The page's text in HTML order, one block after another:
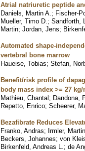
Atrial natriuretic peptide
Daniels, Martin A. ; Fischer-
Mueller, Timo D. ; Sandforth,
Martin; Jordan, Jens;
Automated shape-
vertebral bone marrow
Haueise, Tobias; Stefan,
Benefit/risk profile of
body mass index >= 27 kg/
Mathieu, Chantal; Dandona,
Repetto, Enrico; Scheerer,
Bezafibrate Reduces
Franko, Andras; Irmler, Martin
Beckers, Johannes; von
Birkenfeld, Andreas L. ; de